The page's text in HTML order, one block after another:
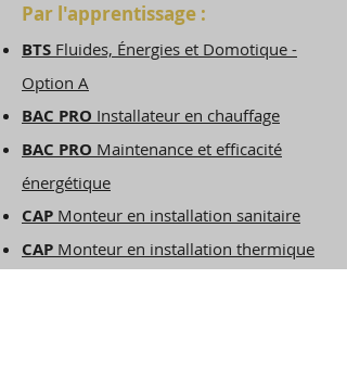
Par l'apprentissage :
BTS Fluides, Énergies et Domotique -
Option A
BAC PRO Installateur en chauffage
BAC PRO Maintenance et efficacité
énergétique
CAP Monteur en installation sanitaire
CAP Monteur en installation thermique